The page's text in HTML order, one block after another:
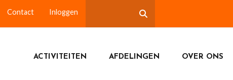
Contact Inloggen
ACTIVITEITEN AFDELINGEN OVER ONS